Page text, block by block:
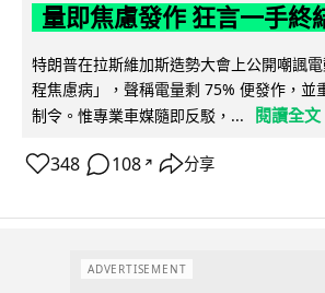
量即焦慮發作 狂言一手終
特朗普在拉斯維加斯造勢大會上公開嘲諷
程焦慮病」，聲稱電量剩 75% 便發作，並
制令。惟專業車媒隨即反駁，...
閱讀全文
348 108 ↗ 分享
ADVERTISEMENT